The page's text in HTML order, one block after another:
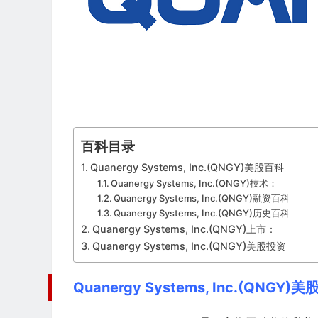
百科目录
Quanergy Systems, Inc.(QNGY)美股百科
Quanergy Systems, Inc.(QNGY)技术：
Quanergy Systems, Inc.(QNGY)融资百科
Quanergy Systems, Inc.(QNGY)历史百科
Quanergy Systems, Inc.(QNGY)上市：
Quanergy Systems, Inc.(QNGY)美股投资
Quanergy Systems, Inc.(QNGY)美